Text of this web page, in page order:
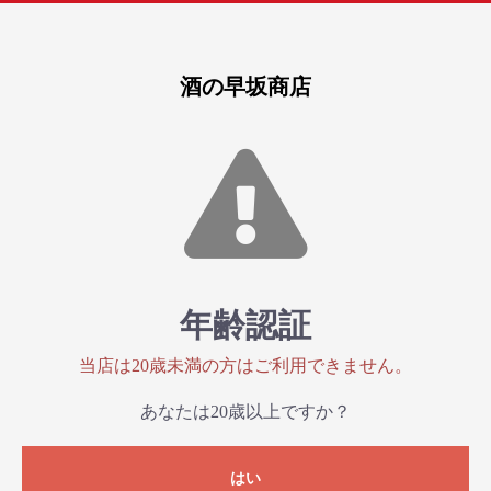
酒の早坂商店
年齢認証
当店は20歳未満の方はご利用できません。
あなたは20歳以上ですか？
はい